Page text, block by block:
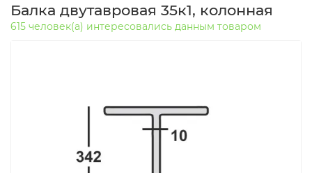
Балка двутавровая 35к1, колонная
615 человек(а) интересовались данным товаром